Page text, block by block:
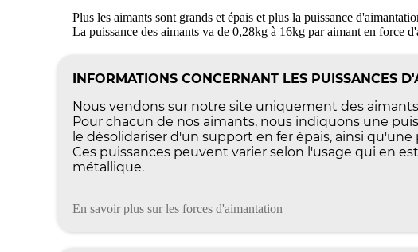
Plus les aimants sont grands et épais et plus la puissance
La puissance des aimants va de 0,28kg à 16kg par aimant en force
INFORMATIONS CONCERNANT LES PUISSANCES
Nous vendons sur notre site uniquement des
Pour chacun de nos aimants, nous indiquons une
le désolidariser d'un support en fer épais, ainsi
Ces puissances peuvent varier selon l'usage qui en
métallique.
En savoir plus sur les forces d'aimantation